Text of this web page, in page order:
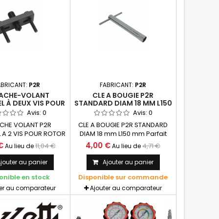
P2R
VOLANT
À DEUX VIS POUR
INTERNE /
- AXE REGLABLE
À 49 MM - P2R
Avis: 0
VOLANT P2R
A 2 VIS POUR ROTOR
REGLABLE
22 A 49mm Parfait
votre rotor
"interne". Outil
il est réglable et très
Prêt à
l'usage.
Au lieu de11,04 €
au panier
en stock
au comparateur
FABRICANT: P2R
CLE A BOUGIE P2R
STANDARD DIAM 18 MM L150
MM - P2RAvis: 0
CLE A BOUGIE P2R STANDARD
DIAM 18 mm L150 mm Parfait
pour les bougies difficilement
4,00 €Au lieu de4,71 €
Ajouter au panier
Disponible sur commande
Ajouter au comparateur